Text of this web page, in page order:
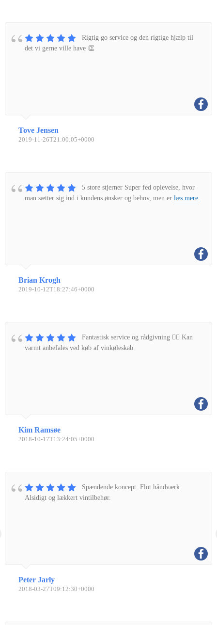
Rigtig go service og den rigtige hjælp til
det vi gerne ville have 👏
Tove Jensen
2019-11-26T21:00:05+0000
5 store stjerner Super fed oplevelse, hvor
man sætter sig ind i kundens ønsker og behov, men er læs mere
Brian Krogh
2019-10-12T18:27:46+0000
Fantastisk service og rådgivning 👌🏼 Kan
varmt anbefales ved køb af vinkøleskab.
Kim Ramsøe
2018-10-17T13:24:05+0000
Spændende koncept. Flot håndværk.
Alsidigt og lækkert vintilbehør.
Peter Jarly
2018-03-27T09:12:30+0000